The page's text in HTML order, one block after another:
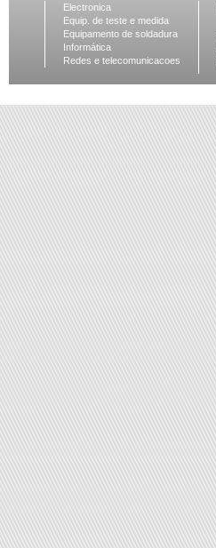
Electronica
Equip. de teste e medida
Equipamento de soldadura
Informática
Redes e telecomunicacoes